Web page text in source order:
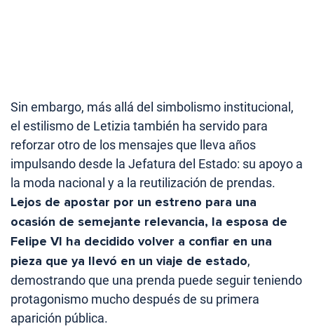
Sin embargo, más allá del simbolismo institucional,
el estilismo de Letizia también ha servido para
reforzar otro de los mensajes que lleva años
impulsando desde la Jefatura del Estado: su apoyo a
la moda nacional y a la reutilización de prendas.
Lejos de apostar por un estreno para una
ocasión de semejante relevancia, la esposa de
Felipe VI ha decidido volver a confiar en una
pieza que ya llevó en un viaje de estado,
demostrando que una prenda puede seguir teniendo
protagonismo mucho después de su primera
aparición pública.